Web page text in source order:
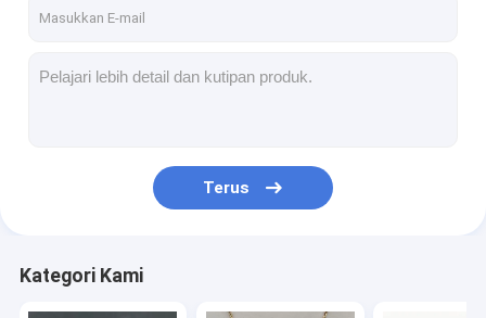
Kalung Emas 18K
Perhiasan Emas 18K
Terus
Kategori Kami